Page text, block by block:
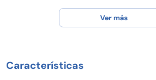
Solicita más información o acude al
¡Pregunta por las promociones del mes!
PM Domingo de 10:30 AM a 4:00 PM
Ver más
Características